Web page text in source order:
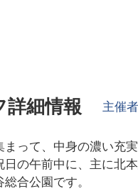
詳細情報 主催
って、中身の濃い充
の午前中に、主に北
合公園です。